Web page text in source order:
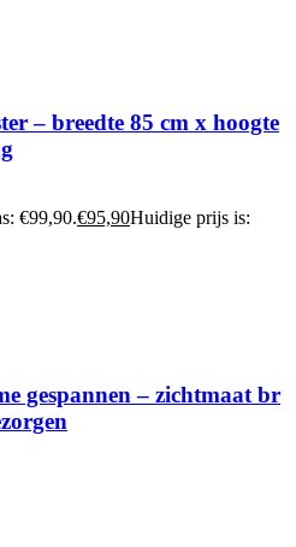
– breedte 85 cm x hoogte
€99,90.€95,90Huidige prijs is:
gespannen – zichtmaat br